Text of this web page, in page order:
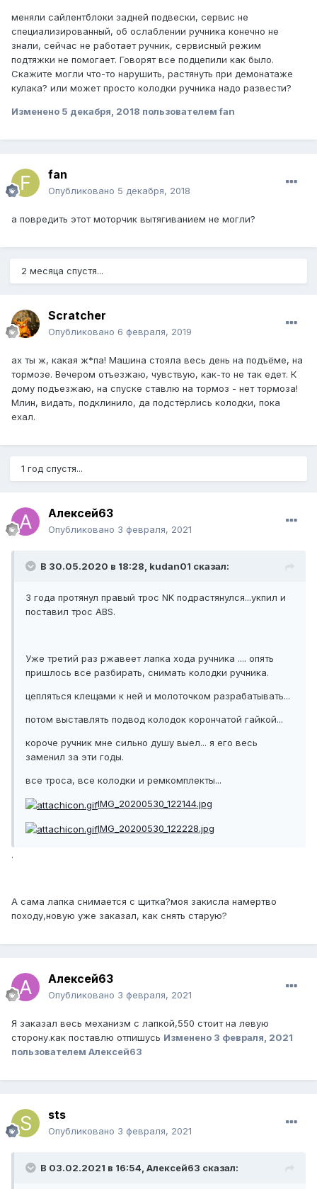
меняли сайлентблоки задней подвески, сервис не
специализированный, об ослаблении ручника конечно не
знали, сейчас не работает ручник, сервисный режим
подтяжки не помогает. Говорят все подцепили как было.
Скажите могли что-то нарушить, растянуть при демонатаже
кулака? или может просто колодки ручника надо развести?
Изменено 5 декабря, 2018 пользователем fan
fan
Опубликовано 5 декабря, 2018
а повредить этот моторчик вытягиванием не могли?
2 месяца спустя...
Scratcher
Опубликовано 6 февраля, 2019
ах ты ж, какая ж*па! Машина стояла весь день на подъёме, на
тормозе. Вечером отъезжаю, чувствую, как-то не так едет. К
дому подъезжаю, на спуске ставлю на тормоз - нет тормоза!
Млин, видать, подклинило, да подстёрлись колодки, пока
ехал.
1 год спустя...
Алексей63
Опубликовано 3 февраля, 2021
В 30.05.2020 в 18:28, kudan01 сказал:
3 года протянул правый трос NK подрастянулся...укпил и
поставил трос ABS.
Уже третий раз ржавеет лапка хода ручника .... опять
пришлось все разбирать, снимать колодки ручника.
цепляться клещами к ней и молоточком разрабатывать...
потом выставлять подвод колодок корончатой гайкой...
короче ручник мне сильно душу выел... я его весь
заменил за эти годы.
все троса, все колодки и ремкомплекты...
IMG_20200530_122144.jpg
IMG_20200530_122228.jpg
.
А сама лапка снимается с щитка?моя закисла намертво
походу,новую уже заказал, как снять старую?
Алексей63
Опубликовано 3 февраля, 2021
Я заказал весь механизм с лапкой,550 стоит на левую
сторону.как поставлю отпишусь Изменено 3 февраля, 2021
пользователем Алексей63
sts
Опубликовано 3 февраля, 2021
В 03.02.2021 в 16:54, Алексей63 сказал: